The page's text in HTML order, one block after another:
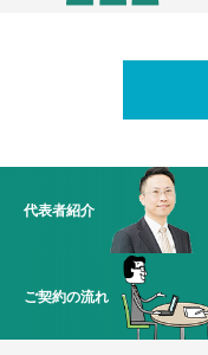
代表者紹介
ご契約の流れ